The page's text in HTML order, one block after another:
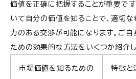
価値を正確に把握することが重要で
いて自分の価値を知ることで、適切
力のある交渉が可能になります。ご
ための効果的な方法をいくつか紹介し
市場価値を知るための
特徴と